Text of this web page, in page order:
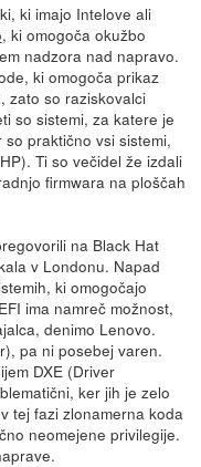
ki imajo Intelove ali
, ki omogoča okužbo
nadzora nad napravo.
ki omogoča prikaz
zato so raziskovalci
so sistemi, za katere je
praktično vsi sistemi,
Ti so večidel že izdali
firmwara na ploščah
na Black Hat
v Londonu. Napad
ki omogočajo
ima namreč možnost,
denimo Lenovo.
pa ni posebej varen.
DXE (Driver
ker jih je zelo
tej fazi zlonamerna koda
neomejene privilegije.